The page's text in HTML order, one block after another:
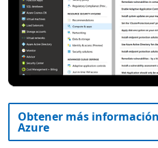
Obtener más
Azure